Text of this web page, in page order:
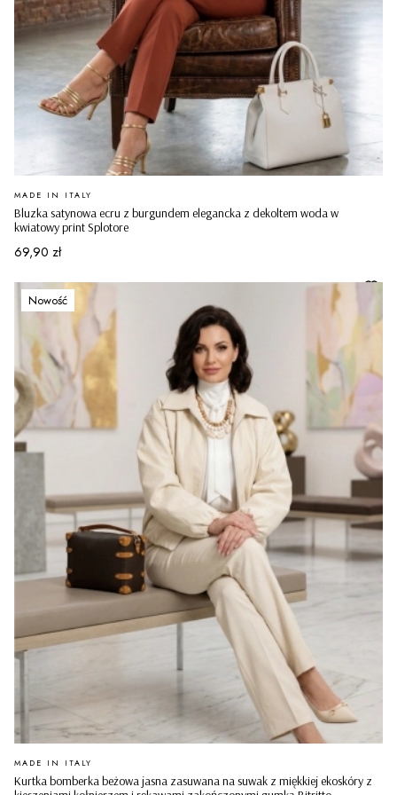
Bluzka satynowa ecru z burgundem elegancka z dekoltem woda w
kwiatowy print Splotore
PRODUCENT
MADE IN ITALY
Cena
69,90 zł
Nowość
Kurtka bomberka beżowa jasna zasuwana na suwak z miękkiej ekoskóry z
PRODUCENT
MADE IN ITALY